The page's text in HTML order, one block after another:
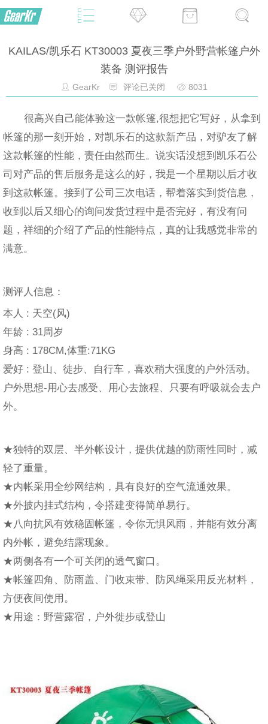
KAILAS/凯乐石 KT30003 夏夜三季户外野营帐篷户外
装备 测评报告
GearKr 评论已关闭 8031
很高兴自己能体验这一款帐篷,很想把它写好，从拿到
帐篷的那一刻开始，对凯乐石的这款新产品，对驴友了解
这款帐篷的性能，责任由然而生。说实话没想到凯乐石公
司对产品的售后服务是这么的好，我是一个星期以后才收
到这款帐篷。接到了公司三次电话，帮着落实到货信息，
收到以后又细心的询问发货过程中是否完好，有没有问
题，祥细的介绍了产品的性能特点，真的让我感觉非常的
满意。
测评人信息：
本人 : 天空(风)
年龄 : 31周岁
身高 : 178CM,体重:71KG
爱好 : 登山、徒步、自行车，喜欢稍大强度的户外活动。
户外思想-用心去感受、用心去旅程、只要有呼吸就会去户
外。
★独特的双层、半外帐设计，提供优越的防雨性同时，减
轻了重量。
★内帐采用全纱网结构，具有良好的空气流通效果。
★外披内挂式结构，令搭建变得简单易行。
★八向抗风有效稳固帐篷，令你无惧风雨，并能有效分离
内外帐，避免结露现象。
★两侧各有一个可关闭的透气窗口。
★帐篷四角、防雨盖、门收束带、防风绳采用反光材料，
方便夜间使用。
★用途：野营露宿，户外徙步或登山